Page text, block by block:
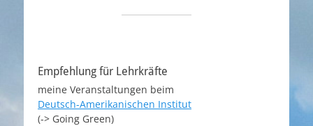
Empfehlung für Lehrkräfte
meine Veranstaltungen beim
Deutsch-Amerikanischen Institut
(-> Going Green)